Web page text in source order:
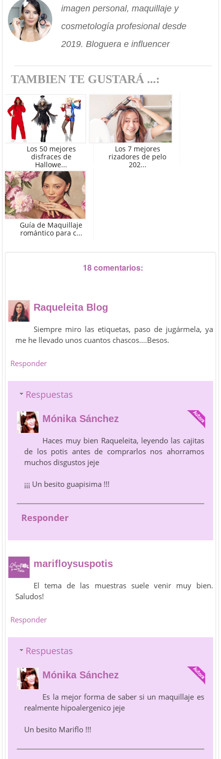
imagen personal, maquillaje y
cosmetología profesional desde
2019. Bloguera e influencer
TAMBIEN TE GUSTARÁ ...:
Los 50 mejores
disfraces de
Hallowe...
Los 7 mejores
rizadores de pelo
202...
Guía de Maquillaje
romántico para c...
18 comentarios:
Raqueleita Blog
Siempre miro las etiquetas, paso de jugármela, ya
me he llevado unos cuantos chascos....Besos.
Responder
Respuestas
Mónika Sánchez
Haces muy bien Raqueleita, leyendo las cajitas
de los potis antes de comprarlos nos ahorramos
muchos disgustos jeje
¡¡¡ Un besito guapisima !!!
Responder
marifloysuspotis
El tema de las muestras suele venir muy bien.
Saludos!
Responder
Respuestas
Mónika Sánchez
Es la mejor forma de saber si un maquillaje es
realmente hipoalergenico jeje
Un besito Mariflo !!!